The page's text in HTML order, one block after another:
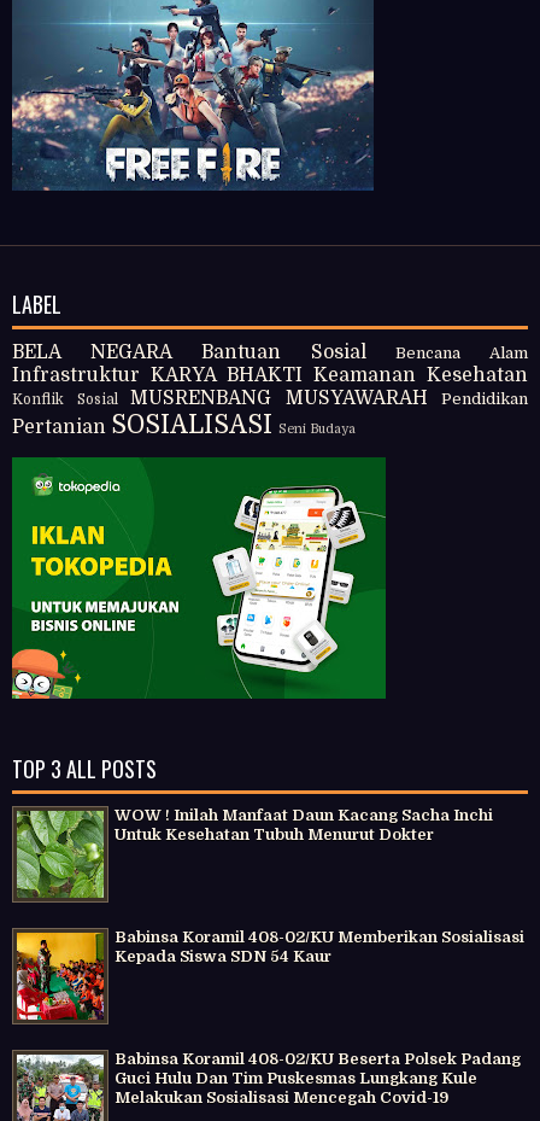
LABEL
BELA NEGARA Bantuan Sosial Bencana Alam
Infrastruktur KARYA BHAKTI Keamanan Kesehatan
Konflik Sosial MUSRENBANG MUSYAWARAH Pendidikan
Pertanian SOSIALISASI Seni Budaya
TOP 3 ALL POSTS
WOW ! Inilah Manfaat Daun Kacang Sacha Inchi
Untuk Kesehatan Tubuh Menurut Dokter
Babinsa Koramil 408-02/KU Memberikan Sosialisasi
Kepada Siswa SDN 54 Kaur
Babinsa Koramil 408-02/KU Beserta Polsek Padang
Guci Hulu Dan Tim Puskesmas Lungkang Kule
Melakukan Sosialisasi Mencegah Covid-19